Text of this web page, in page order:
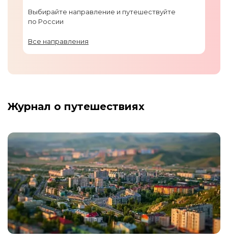
Выбирайте направление и путешествуйте
по России
Все направления
Журнал о путешествиях